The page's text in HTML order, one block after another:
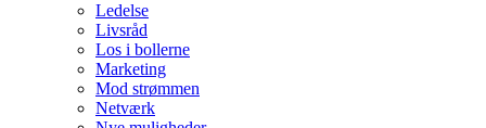
Ledelse
Livsråd
Los i bollerne
Marketing
Mod strømmen
Netværk